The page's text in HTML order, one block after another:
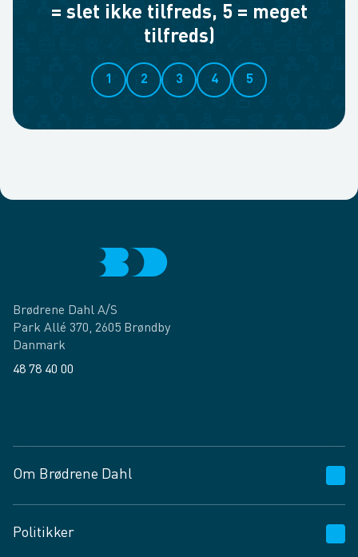
= slet ikke tilfreds, 5 = meget
tilfreds)
1 2 3 4 5
Brødrene Dahl A/S
Park Allé 370, 2605 Brøndby
Danmark
48 78 40 00
Om Brødrene Dahl
Vagttelefon 30 10 89 89
Politikker